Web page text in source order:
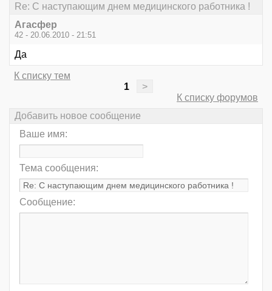
Re: С наступающим днем медицинского работника !
Агасфер
42 - 20.06.2010 - 21:51
Да
К списку тем
1
>
К списку форумов
Добавить новое сообщение
Ваше имя:
Тема сообщения:
Сообщение: